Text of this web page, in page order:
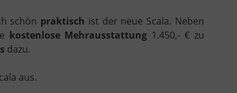
schön praktisch ist der neue Scala. Neben
kostenlose Mehrausstattung 1.450,- € zu
dazu.
aus.